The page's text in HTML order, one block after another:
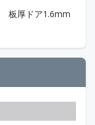
板厚ドア1.6mm